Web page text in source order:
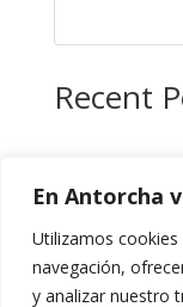
En Antorcha
Utilizamos
navegación,
y analizar nuestro
Recent